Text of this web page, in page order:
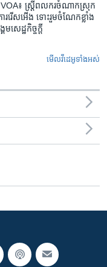
៖ ស្រ្តីពលករចំណាកស្រុក
ាររើសអើង ទោះរួមចំណែកខ្លាំង
សេដ្ឋកិច្ចក្តី
មើល​វីដេអូ​ទាំង​អស់